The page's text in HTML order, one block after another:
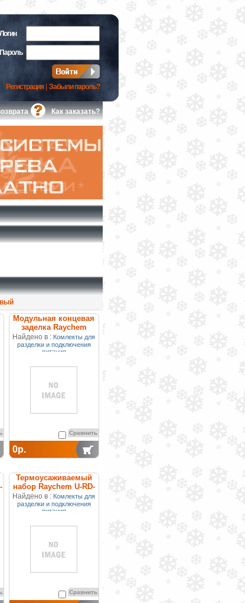
Логин
Пароль
Регистрация| Забыли пароль?
Как заказать?
Модульная концевая
заделка Raychem
FLEXICLIC-E
Найдено в : Комлекты для
разделки и подключения
питания
Сравнить
0р.
Термоусаживаемый
набор Raychem U-RD-
ACC-SP
Найдено в : Комлекты для
разделки и подключения
питания
Сравнить